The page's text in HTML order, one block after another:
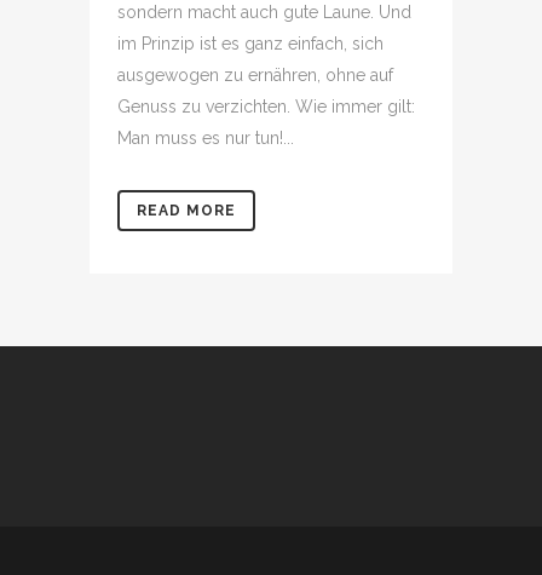
sondern macht auch gute Laune. Und
im Prinzip ist es ganz einfach, sich
ausgewogen zu ernähren, ohne auf
Genuss zu verzichten. Wie immer gilt:
Man muss es nur tun!...
READ MORE